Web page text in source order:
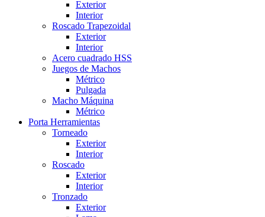
Exterior
Interior
Roscado Trapezoidal
Exterior
Interior
Acero cuadrado HSS
Juegos de Machos
Métrico
Pulgada
Macho Máquina
Métrico
Porta Herramientas
Torneado
Exterior
Interior
Roscado
Exterior
Interior
Tronzado
Exterior